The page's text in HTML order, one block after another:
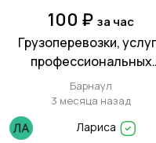
100 ₽ за час
Грузоперевозки,
профессиональных
грузчиков.
Барнаул
3 месяца назад
Лариса